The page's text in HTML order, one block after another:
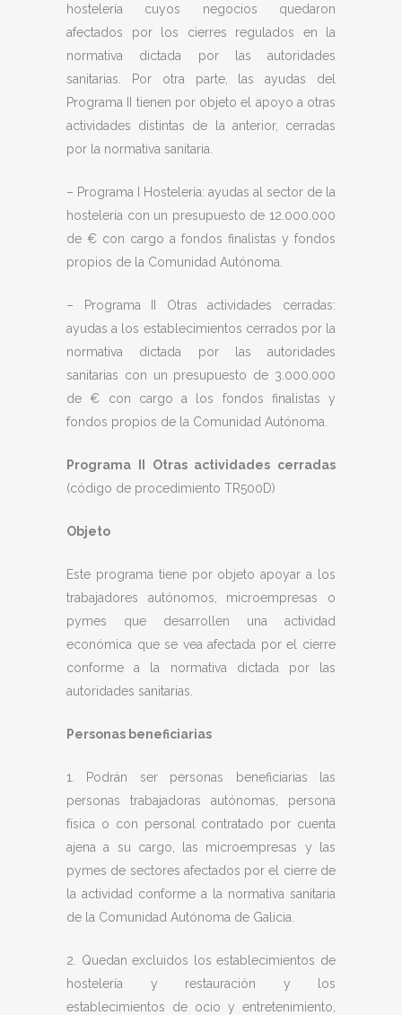
hostelería cuyos negocios quedaron
afectados por los cierres regulados en la
normativa dictada por las autoridades
sanitarias. Por otra parte, las ayudas del
Programa II tienen por objeto el apoyo a otras
actividades distintas de la anterior, cerradas
por la normativa sanitaria.
– Programa I Hostelería: ayudas al sector de la
hostelería con un presupuesto de 12.000.000
de € con cargo a fondos finalistas y fondos
propios de la Comunidad Autónoma.
– Programa II Otras actividades cerradas:
ayudas a los establecimientos cerrados por la
normativa dictada por las autoridades
sanitarias con un presupuesto de 3.000.000
de € con cargo a los fondos finalistas y
fondos propios de la Comunidad Autónoma.
Programa II Otras actividades cerradas
(código de procedimiento TR500D)
Objeto
Este programa tiene por objeto apoyar a los
trabajadores autónomos, microempresas o
pymes que desarrollen una actividad
económica que se vea afectada por el cierre
conforme a la normativa dictada por las
autoridades sanitarias.
Personas beneficiarias
1. Podrán ser personas beneficiarias las
personas trabajadoras autónomas, persona
física o con personal contratado por cuenta
ajena a su cargo, las microempresas y las
pymes de sectores afectados por el cierre de
la actividad conforme a la normativa sanitaria
de la Comunidad Autónoma de Galicia.
2. Quedan excluidos los establecimientos de
hostelería y restauración y los
establecimientos de ocio y entretenimiento,